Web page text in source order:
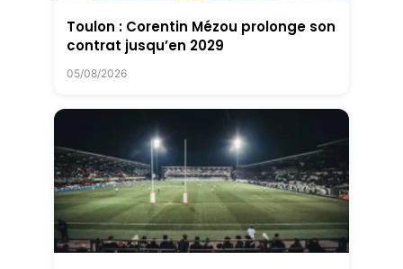
Toulon : Corentin Mézou prolonge son
contrat jusqu’en 2029
05/08/2026